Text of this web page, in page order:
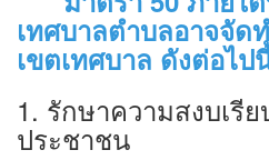
เทศบาลตำบลอาจจัด
เขตเทศบาล ดังต่อไป
1. รักษาความสงบเรี
ประชาชน